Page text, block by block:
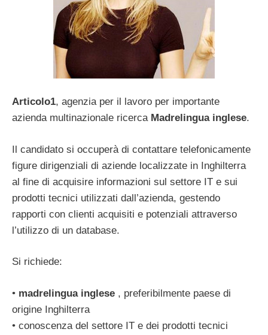
Articolo1, agenzia per il lavoro per importante
azienda multinazionale ricerca Madrelingua inglese.
Il candidato si occuperà di contattare telefonicamente
figure dirigenziali di aziende localizzate in Inghilterra
al fine di acquisire informazioni sul settore IT e sui
prodotti tecnici utilizzati dall’azienda, gestendo
rapporti con clienti acquisiti e potenziali attraverso
l’utilizzo di un database.
Si richiede:
• madrelingua inglese , preferibilmente paese di
origine Inghilterra
• conoscenza del settore IT e dei prodotti tecnici